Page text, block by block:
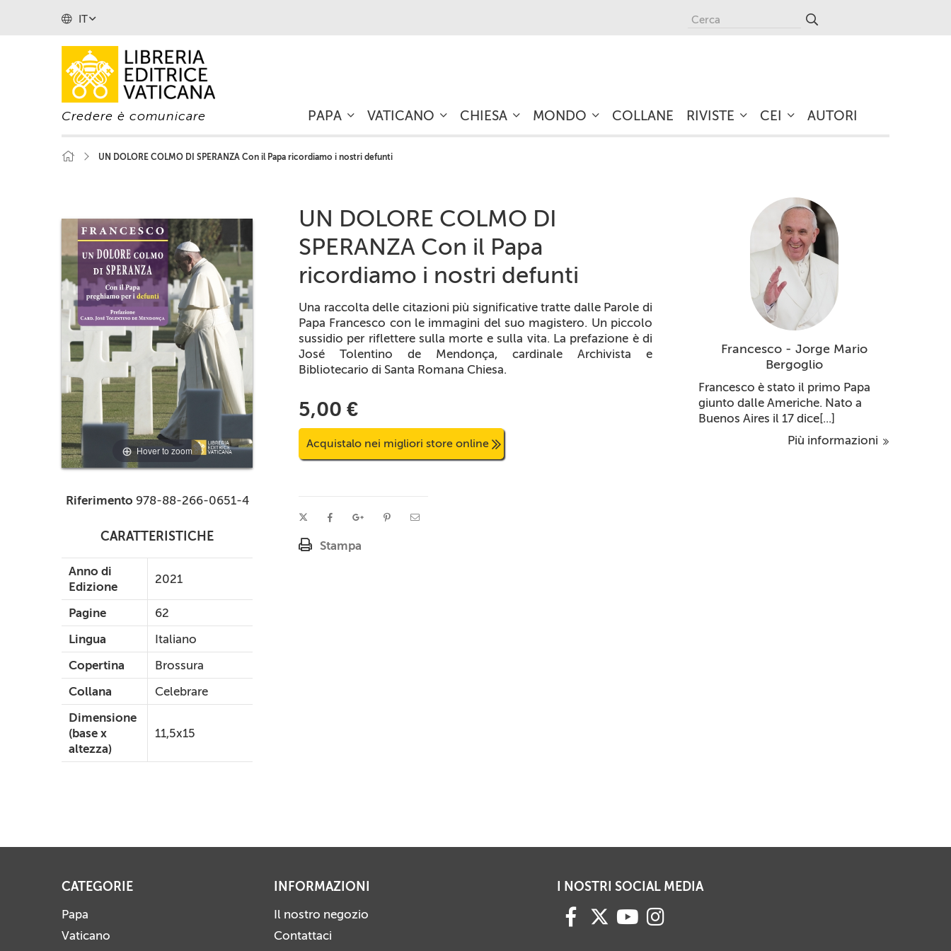
IT
Credere è comunicare PAPA VATICANO CHIESA MONDO COLLANE RIVISTE CEI AUTORI
UN DOLORE COLMO DI SPERANZA Con il Papa ricordiamo i nostri defunti
Hover to zoom
Riferimento 978-88-266-0651-4
CARATTERISTICHE
Anno di
Edizione
2021
Pagine
62
Lingua
Italiano
Copertina
Brossura
Collana
Celebrare
Dimensione
(base x
altezza)
11,5x15
UN DOLORE COLMO DI
SPERANZA Con il Papa
ricordiamo i nostri defunti
Una raccolta delle citazioni più significative tratte dalle Parole di
Papa Francesco con le immagini del suo magistero. Un piccolo
sussidio per riflettere sulla morte e sulla vita. La prefazione è di
José Tolentino de Mendonça, cardinale Archivista e
Bibliotecario di Santa Romana Chiesa.
5,00 €
Acquistalo nei migliori store online
Stampa
Francesco - Jorge Mario
Bergoglio
Francesco è stato il primo Papa
giunto dalle Americhe. Nato a
Buenos Aires il 17 dice[...]
Più informazioni
CATEGORIE
Papa
Vaticano
INFORMAZIONI
Il nostro negozio
Contattaci
I NOSTRI SOCIAL MEDIA